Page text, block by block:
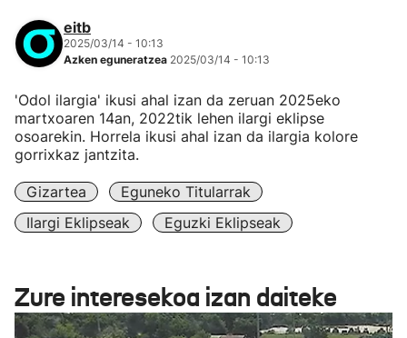
eitb
2025/03/14 - 10:13
Azken eguneratzea 2025/03/14 - 10:13
'Odol ilargia' ikusi ahal izan da zeruan 2025eko
martxoaren 14an, 2022tik lehen ilargi eklipse
osoarekin. Horrela ikusi ahal izan da ilargia kolore
gorrixkaz jantzita.
Gizartea
Eguneko Titularrak
Ilargi Eklipseak
Eguzki Eklipseak
Zure interesekoa izan daiteke